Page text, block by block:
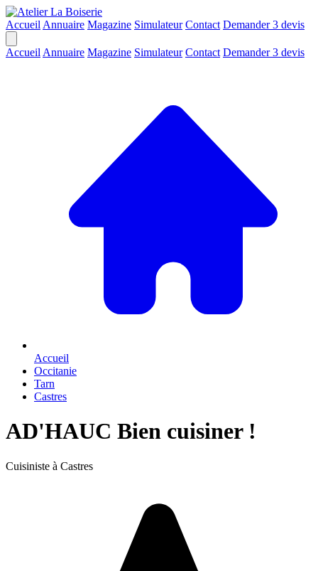
Accueil Annuaire Magazine Simulateur Contact Demander 3 devis
Accueil Annuaire Magazine Simulateur Contact Demander 3 devis
Accueil
Occitanie
Tarn
Castres
AD'HAUC Bien cuisiner !
Cuisiniste à Castres